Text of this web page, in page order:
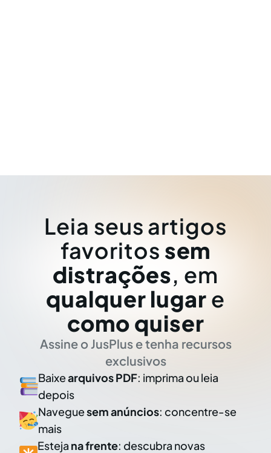
Leia seus artigos
favoritos sem
distrações, em
qualquer lugar e
como quiser
Assine o JusPlus e tenha recursos
exclusivos
Baixearquivos PDF: imprima ou leia
depois
Naveguesem anúncios: concentre-se
mais
Esteja na frente: descubra novas